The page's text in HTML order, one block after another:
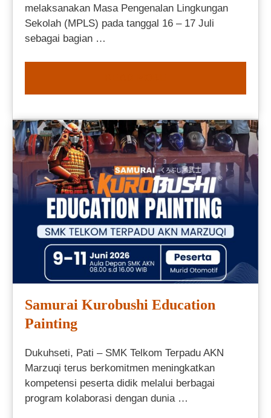
melaksanakan Masa Pengenalan Lingkungan
Sekolah (MPLS) pada tanggal 16 – 17 Juli
sebagai bagian …
Samurai Kurobushi Education
Painting
Dukuhseti, Pati – SMK Telkom Terpadu AKN
Marzuqi terus berkomitmen meningkatkan
kompetensi peserta didik melalui berbagai
program kolaborasi dengan dunia …